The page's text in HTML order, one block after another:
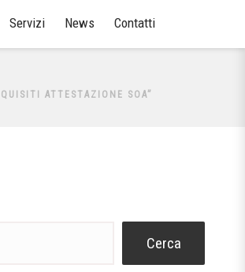
Servizi News Contatti
ATTESTAZIONE SOA”
Cerca